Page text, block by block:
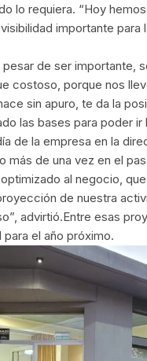
lo requiera. “Hoy
importante
pesar de ser importante,
costoso, porque nos
sin apuro, te da la
las bases para poder ir
de la empresa en la
más de una vez en el
al negocio,
de nuestra
advirtió.Entre esas
el año próximo.